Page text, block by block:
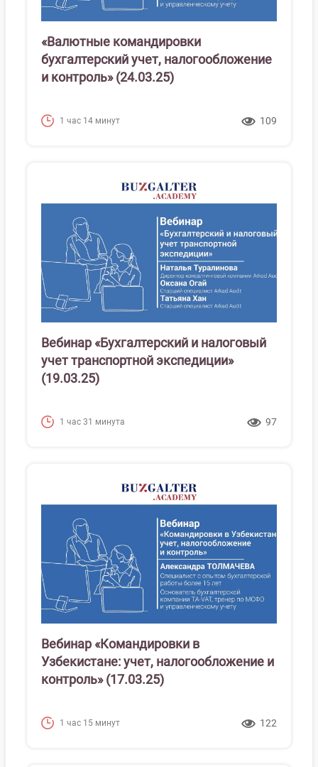
«Валютные командировки
бухгалтерский учет, налогообложение
и контроль» (24.03.25)
1 час 14 минут 109
Вебинар «Бухгалтерский и налоговый
учет транспортной экспедиции»
(19.03.25)
1 час 31 минута 97
Вебинар «Командировки в
Узбекистане: учет, налогообложение и
контроль» (17.03.25)
1 час 15 минут 122